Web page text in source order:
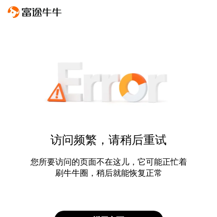
访问频繁，请稍后重试
您所要访问的页面不在这儿，它可能正忙着
刷牛牛圈，稍后就能恢复正常